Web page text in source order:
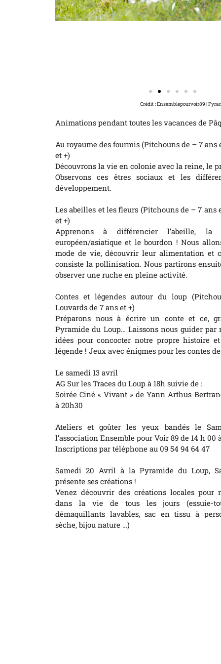
Crédit : Ensemblepourvoir89 |
Animations pendant toutes les vacances de
Au royaume des fourmis (Pitchouns de – 7 ans
et +)
Découvrons la vie en colonie avec la reine, le
Observons ces êtres sociaux et les
développement.
Les abeilles et les fleurs (Pitchouns de – 7 ans
et +)
Apprenons à différencier l’abeille,
européen/asiatique et le bourdon ! Nous
mode de vie, découvrir leur alimentation et
consiste la pollinisation. Nous partirons
observer une ruche en pleine activité.
Contes et légendes autour du loup
Louvards de 7 ans et +)
Préparons nous à écrire un conte et ce,
Pyramide du Loup… Laissons nous guider par
idées pour concocter notre propre histoire
légende ! Jeux avec énigmes pour les contes
Le samedi 13 avril
AG Sur les Traces du Loup à 18h suivie de :
Soirée Ciné « Vivant » de Yann Arthus-
à 20h30
Ateliers et goûter les yeux bandés le
l’association Ensemble pour Voir 89 de 14 h 00
Inscriptions par téléphone au 09 54 94 64 47
Samedi 20 Avril à la Pyramide du Loup,
présente ses créations !
Venez découvrir des créations locales pour
dans la vie de tous les jours (essuie-
démaquillants lavables, sac en tissu à
sèche, bijou nature …)